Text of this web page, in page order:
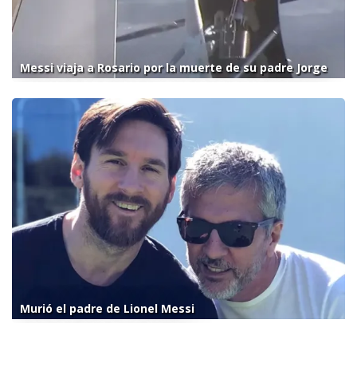
Messi viaja a Rosario por la muerte de su padre Jorge
Murió el padre de Lionel Messi